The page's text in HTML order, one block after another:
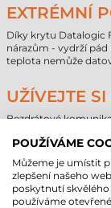
EXTRÉMNÍ
Díky krytu Datalogic
nárazům - vydrží
teplota nemůže
UŽÍVEJTE
Bezdrátové
a spolupráci s
terminály mají k
v4, díky které jsou
WLAN.
POUŽÍVÁME
Můžeme je umístit
zlepšení našeho
poskytnutí
používáme